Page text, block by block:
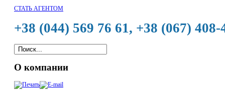
СТАТЬ АГЕНТОМ
+38 (044) 569 76 61, +38 (067) 408-
О компании